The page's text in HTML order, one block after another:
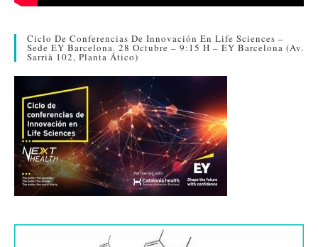
Ciclo De Conferencias De Innovación En Life Sciences –
Sede EY Barcelona. 28 Octubre – 9:15 H – EY Barcelona (Av.
Sarrià 102, Planta Ático)